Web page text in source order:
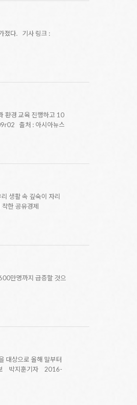
졌다. 기사 링크 :
환경 교육 진행하고 10
출처 : 아시아뉴스
생활 속 깊숙이 자리
한 공유경제
만명까지 급증할 것으
대상으로 올해 말부터
보 박지훈기자 2016-